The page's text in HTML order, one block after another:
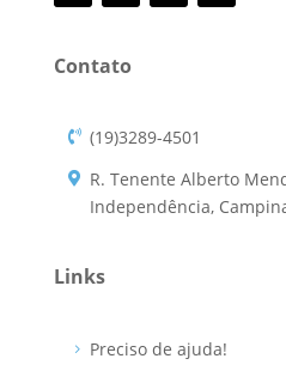
Contato
(19)3289-4501
R. Tenente Alberto
Independência,
Links
Preciso de ajuda!